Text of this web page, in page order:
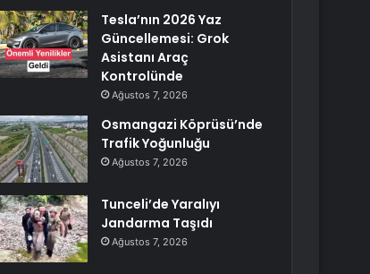
Tesla’nın 2026 Yaz
Güncellemesi: Grok
Asistanı Araç
Kontrolünde
Ağustos 7, 2026
Osmangazi Köprüsü’nde
Trafik Yoğunluğu
Ağustos 7, 2026
Tunceli’de Yaralıyı
Jandarma Taşıdı
Ağustos 7, 2026